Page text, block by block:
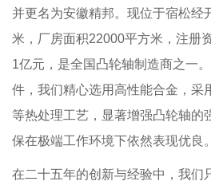
并更名为安徽精邦。现位于宿松经
米，厂房面积22000平方米，注册
1亿元，是全国凸轮轴制造商之一
件，我们精心选用高性能合金，采
等热处理工艺，显著增强凸轮轴的
保在极端工作环境下依然表现优良。
在二十五年的创新与经验中，我们